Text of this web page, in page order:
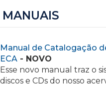
MANUAIS
Manual de Catalogação
ECA - NOVO
Esse novo manual traz o
discos e CDs do nosso